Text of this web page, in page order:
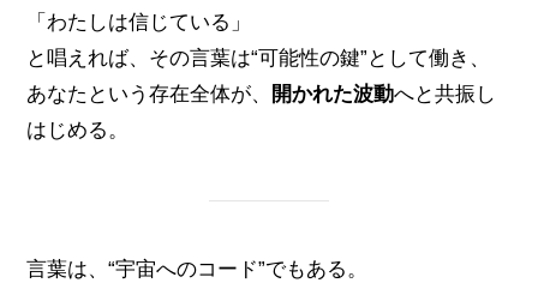
「わたしは信じている」
と唱えれば、その言葉は“可能性の鍵”として働き、
あなたという存在全体が、 開かれた波動へと共振し
はじめる。
言葉は、“宇宙へのコード”でもある。